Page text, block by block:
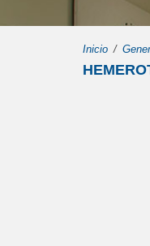
Inicio